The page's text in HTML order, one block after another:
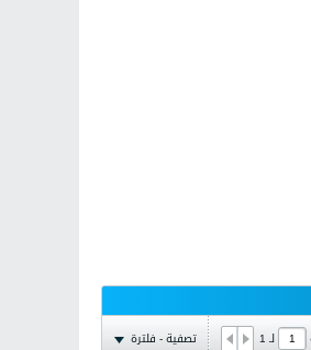
لـ1 تصفية - فلترة